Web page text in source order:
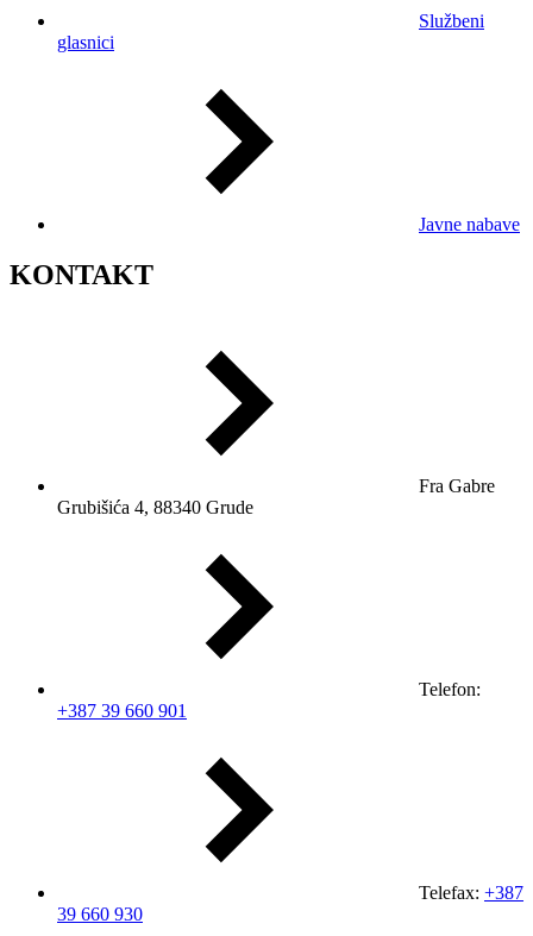
Službeni
glasnici
Javne nabave
KONTAKT
Fra Gabre
Grubišića 4, 88340 Grude
Telefon:
+387 39 660 901
Telefax: +387
39 660 930